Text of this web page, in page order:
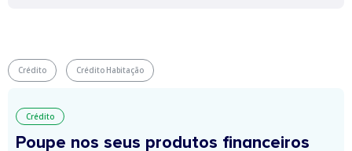
Crédito Crédito Habitação
Crédito
Poupe nos seus produtos financeiros